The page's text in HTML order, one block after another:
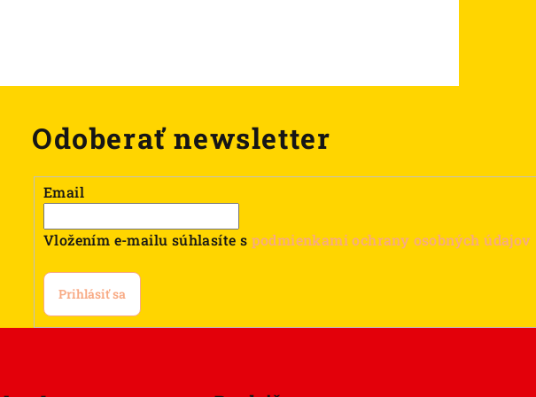
Odoberať newsletter
Email
Vložením e-mailu súhlasíte s podmienkami ochrany osobných údajov
Prihlásiť sa